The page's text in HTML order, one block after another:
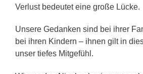
Verlust bedeutet eine große Lücke.
Unsere Gedanken sind bei ihrer
bei ihren Kindern – ihnen gilt in
unser tiefes Mitgefühl.